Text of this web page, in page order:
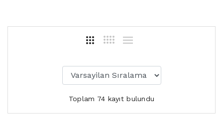
Toplam 74 kayıt bulundu